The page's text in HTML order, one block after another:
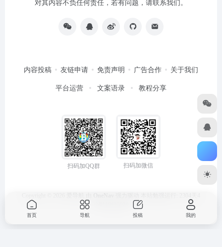
对其内容不负任何责任，若有问题，请联系我们。
内容投稿 友链申请 免责声明 广告合作 关于我们
平台运营 文案语录 教程分享
扫码加QQ群 扫码加微信
首页 导航 投稿 我的